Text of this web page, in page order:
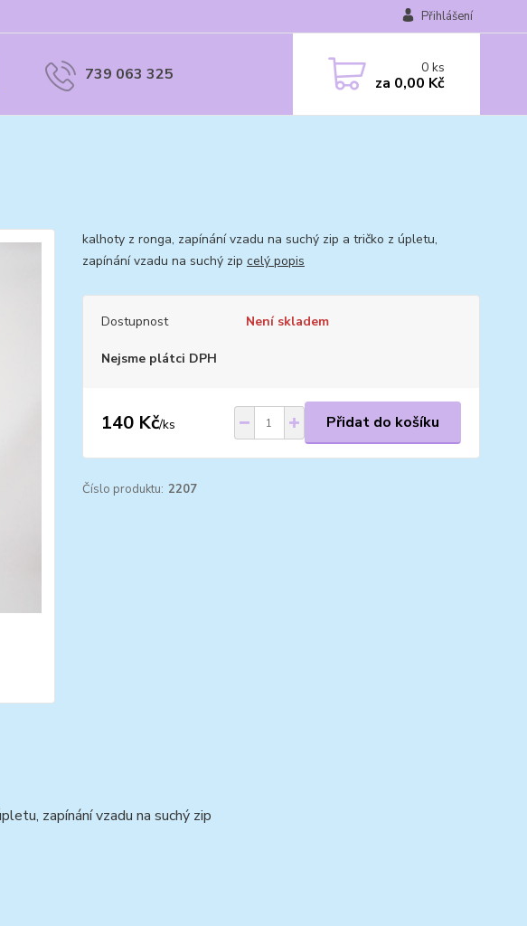
Přihlášení
739 063 325 0ks
za 0,00 Kč
kalhoty z ronga, zapínání vzadu na suchý zip a tričko z úpletu,
zapínání vzadu na suchý zip celý popis
Dostupnost Není skladem
Nejsme plátci DPH
140 Kč/ks Přidat do košíku
Číslo produktu: 2207
zapínání vzadu na suchý zip